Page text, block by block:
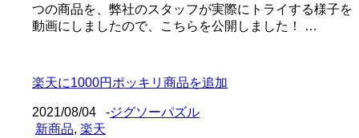
つの商品を、弊社のスタッフが実際にトライする様子を
動画にしましたので、こちらを公開しました！ …
楽天に1000円ポッキリ商品を追加
2021/08/04 -ジグソーパズル
新商品, 楽天